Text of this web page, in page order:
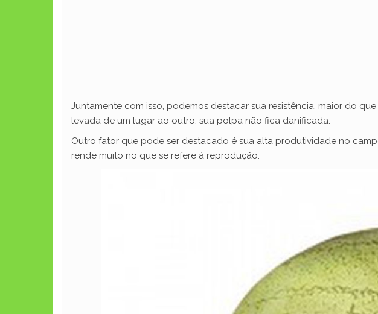
Juntamente com isso, podemos destacar sua resistência, maior do
levada de um lugar ao outro, sua polpa não fica danificada.
Outro fator que pode ser destacado é sua alta produtividade no
rende muito no que se refere à reprodução.